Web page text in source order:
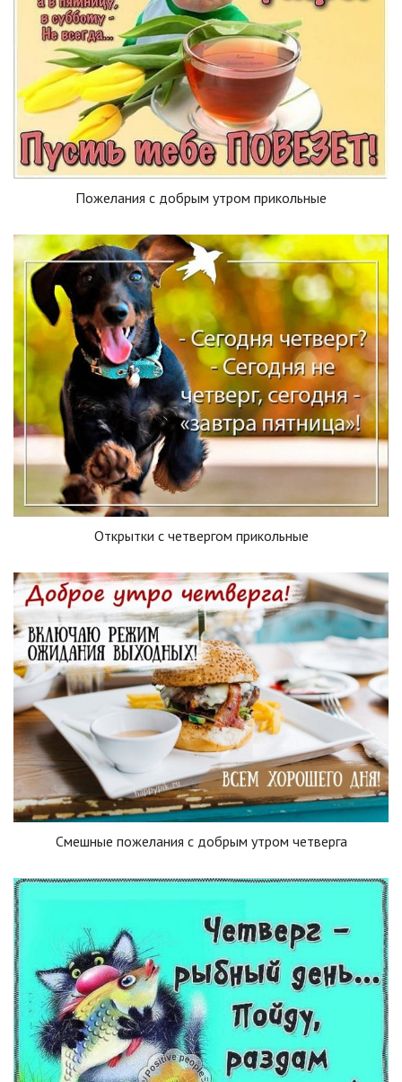
Пожелания с добрым утром прикольные
Открытки с четвергом прикольные
Смешные пожелания с добрым утром четверга